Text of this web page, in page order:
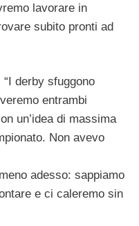
lavorare in
subito pronti ad
derby sfuggono
entrambi
un’idea di massima
Non avevo
adesso: sappiamo
e ci caleremo sin